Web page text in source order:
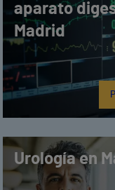
aparato
Madrid
Urología en